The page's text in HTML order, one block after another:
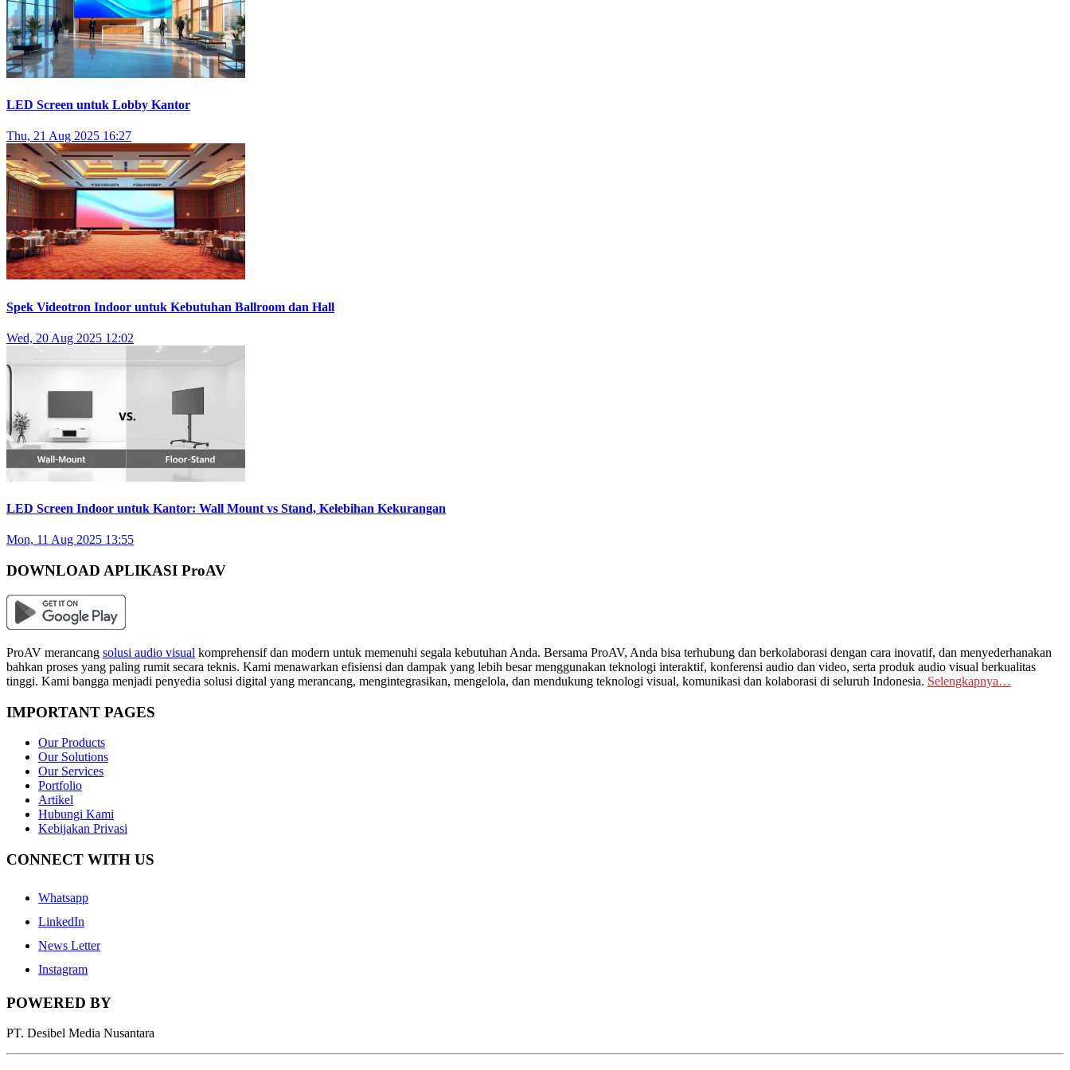
LED Screen untuk Lobby Kantor
Thu, 21 Aug 2025 16:27
Spek Videotron Indoor untuk Kebutuhan Ballroom dan Hall
Wed, 20 Aug 2025 12:02
LED Screen Indoor untuk Kantor: Wall Mount vs Stand, Kelebihan Kekurangan
Mon, 11 Aug 2025 13:55
DOWNLOAD APLIKASI ProAV
ProAV merancang solusi audio visual komprehensif dan modern untuk memenuhi segala kebutuhan Anda. Bersama ProAV, Anda bisa terhubung dan berkolaborasi dengan cara inovatif, dan menyederhanakan
bahkan proses yang paling rumit secara teknis. Kami menawarkan efisiensi dan dampak yang lebih besar menggunakan teknologi interaktif, konferensi audio dan video, serta produk audio visual berkualitas
tinggi. Kami bangga menjadi penyedia solusi digital yang merancang, mengintegrasikan, mengelola, dan mendukung teknologi visual, komunikasi dan kolaborasi di seluruh Indonesia. Selengkapnya…
IMPORTANT PAGES
Our Products
Our Solutions
Our Services
Portfolio
Artikel
Hubungi Kami
Kebijakan Privasi
CONNECT WITH US
Whatsapp
LinkedIn
News Letter
Instagram
POWERED BY
PT. Desibel Media Nusantara